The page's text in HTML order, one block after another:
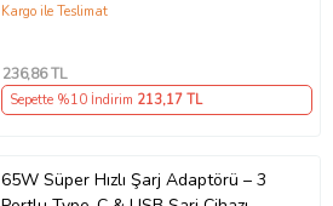
Kargo ile Teslimat
236,86 TL
Sepette %10 İndirim 213,17 TL
65W Süper Hızlı Şarj Adaptörü – 3